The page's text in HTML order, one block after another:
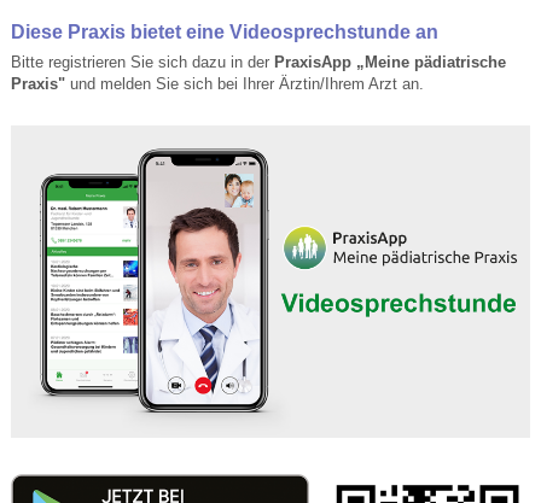
Diese Praxis bietet eine Videosprechstunde an
Bitte registrieren Sie sich dazu in der PraxisApp „Meine pädiatrische
Praxis"und melden Sie sich bei Ihrer Ärztin/Ihrem Arzt an.